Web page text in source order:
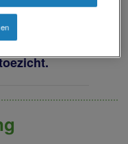
voor
gebruikt